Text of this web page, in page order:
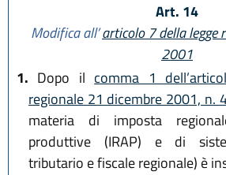
Art. 14
Modifica all’articolo 7 della legge
2001
1. Dopo il comma 1
regionale 21 dicembre 2001, n.
materia di imposta
produttive (IRAP) e di
tributario e fiscale regionale) è